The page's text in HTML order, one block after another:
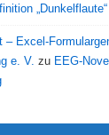
„Dunkelflaute“
– Excel-
e. V. zu EEG-